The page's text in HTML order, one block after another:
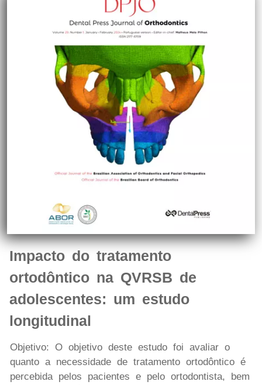
Impacto do tratamento
ortodôntico na QVRSB de
adolescentes: um estudo
longitudinal
Objetivo: O objetivo deste estudo foi avaliar o
quanto a necessidade de tratamento ortodôntico é
percebida pelos pacientes e pelo ortodontista, bem